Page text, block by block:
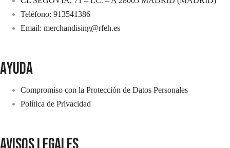
Teléfono: 913541386
Email: merchandising@rfeh.es
AYUDA
Compromiso con la Protección de Datos Personales
Política de Privacidad